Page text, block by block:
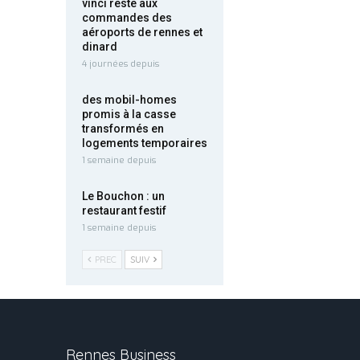
vinci reste aux
commandes des
aéroports de rennes et
dinard
4 journées depuis
des mobil-homes
promis à la casse
transformés en
logements temporaires
1 semaine depuis
Le Bouchon : un
restaurant festif
1 semaine depuis
PREC SUIV
Rennes Business